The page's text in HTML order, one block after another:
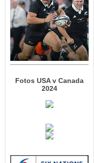
Fotos USA v Canada
2024